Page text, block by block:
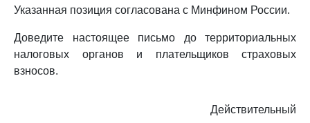
Указанная позиция согласована с Минфином России.
Доведите настоящее письмо до территориальных
налоговых органов и плательщиков страховых
взносов.
Действительный